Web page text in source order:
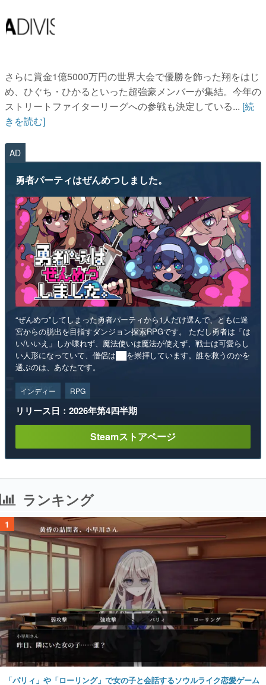
運営：株式会社マレ
さらに賞金1億5000万円の世界大会で優勝を飾った翔をはじ
め、ひぐち・ひかるといった超強豪メンバーが集結。今年の
ストリートファイターリーグへの参戦も決定している... [続
きを読む]
AD
勇者パーティはぜんめつしました。
“ぜんめつ”してしまった勇者パーティから1人だけ選んで、ともに迷
宮からの脱出を目指すダンジョン探索RPGです。 ただし勇者は「は
い/いいえ」しか喋れず、魔法使いは魔法が使えず、戦士は可愛らし
い人形になっていて、僧侶は██を崇拝しています。誰を救うのかを
選ぶのは、あなたです。
インディー RPG
リリース日：2026年第4四半期
Steamストアページ
ランキング
1
「パリィ」や「ローリング」で女の子と会話するソウルライク恋愛ゲーム